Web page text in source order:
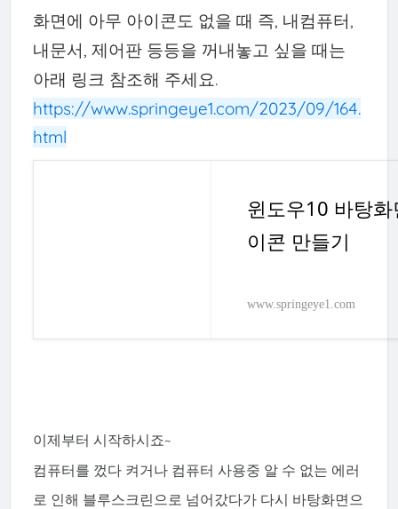
화면에 아무 아이콘도 없을 때 즉, 내컴퓨터,
내문서, 제어판 등등을 꺼내놓고 싶을 때는
아래 링크 참조해 주세요.
https://www.springeye1.com/2023/09/164.
html
윈도우10 바탕
이콘 만들기
www.springeye1.com
이제부터 시작하시죠~
컴퓨터를 껐다 켜거나 컴퓨터 사용중 알 수 없는 에러
로 인해 블루스크린으로 넘어갔다가 다시 바탕화면으